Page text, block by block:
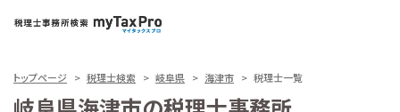
トップページ 税理士検索 岐阜県 海津市 税理士一覧